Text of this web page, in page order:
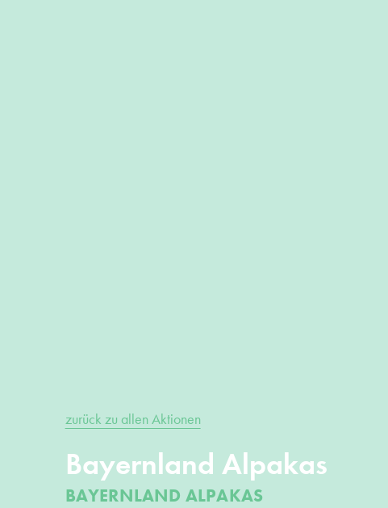
zurück zu allen Aktionen
Bayernland Alpakas
BAYERNLAND ALPAKAS